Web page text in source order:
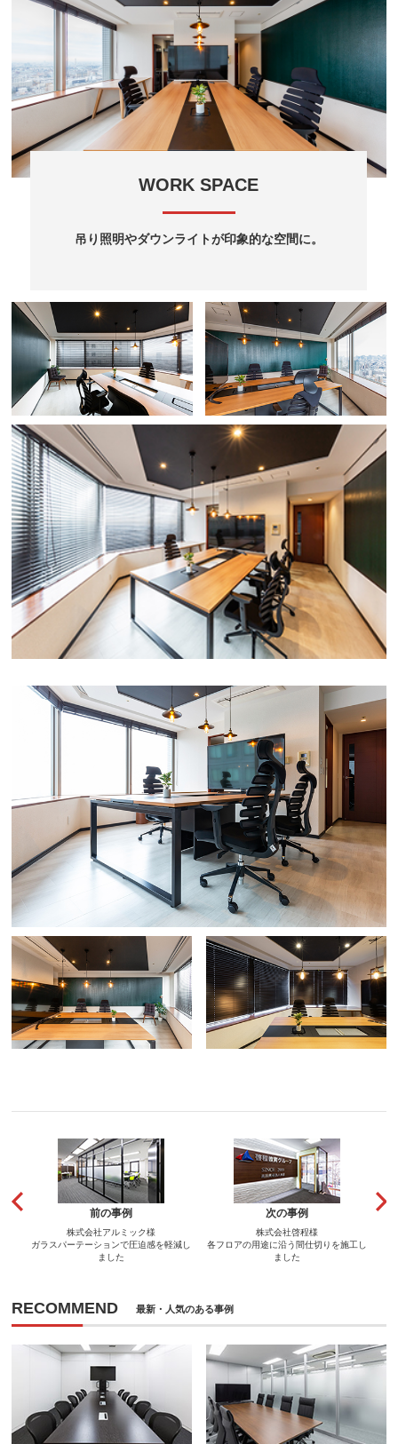
WORK SPACE
吊り照明やダウンライトが印象的な空間に。
前の事例
株式会社アルミック様
ガラスパーテーションで圧迫感を軽減し
ました
次の事例
株式会社啓程様
各フロアの用途に沿う間仕切りを施工し
ました
RECOMMEND 最新・人気のある事例